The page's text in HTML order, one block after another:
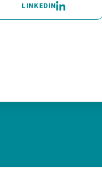
LINKEDIN